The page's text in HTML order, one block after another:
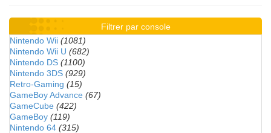
Filtrer par console
Nintendo Wii (1081)
Nintendo Wii U (682)
Nintendo DS (1100)
Nintendo 3DS (929)
Retro-Gaming (15)
GameBoy Advance (67)
GameCube (422)
GameBoy (119)
Nintendo 64 (315)